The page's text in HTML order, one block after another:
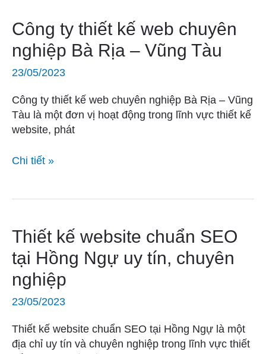
Công ty thiết kế web chuyên
nghiệp Bà Rịa – Vũng Tàu
23/05/2023
Công ty thiết kế web chuyên nghiệp Bà Rịa – Vũng
Tàu là một đơn vị hoạt động trong lĩnh vực thiết kế
website, phát
Công
thiết
kế
chuyên
nghiệp
Bà
–
Chi tiết »
Thiết kế website chuẩn SEO
tại Hồng Ngự uy tín, chuyên
nghiệp
23/05/2023
Thiết kế website chuẩn SEO tại Hồng Ngự là một
địa chỉ uy tín và chuyên nghiệp trong lĩnh vực thiết
Thiết
website
chuẩn
SEO
tại
Hồng
Ngự
uy